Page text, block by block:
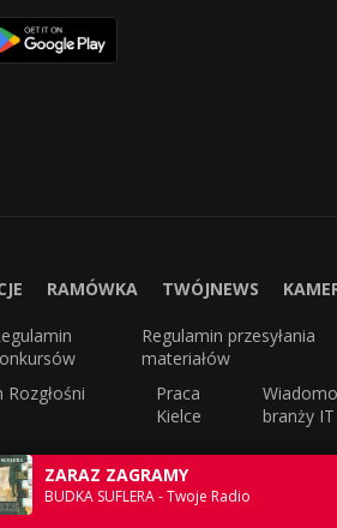
ZARAZ ZAGRAMY
BUDKA SUFLERA - Twoje Radio
RAMÓWKA TWÓJNEWS
Regulamin przesyłania
materiałów
Praca
Kielce
branży IT